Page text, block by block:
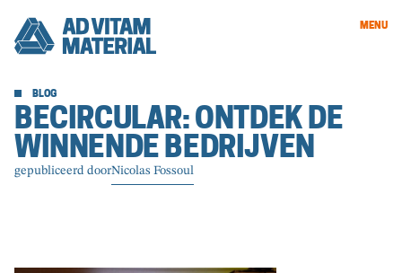
MENU
BLOG
BECIRCULAR: ONTDEK DE
WINNENDE BEDRIJVEN
gepubliceerd doorNicolas Fossoul